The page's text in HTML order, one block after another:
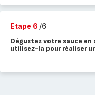
Etape 6 /6
Dégustez votre sauce
utilisez-la pour réaliser